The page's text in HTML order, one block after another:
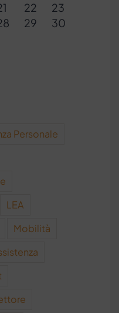
22
23
29
30
Personale
LEA
Mobilità